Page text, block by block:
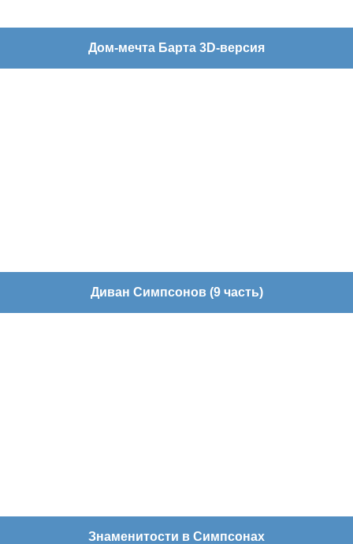
Дом-мечта Барта 3D-версия
Диван Симпсонов (9 часть)
Знаменитости в Симпсонах